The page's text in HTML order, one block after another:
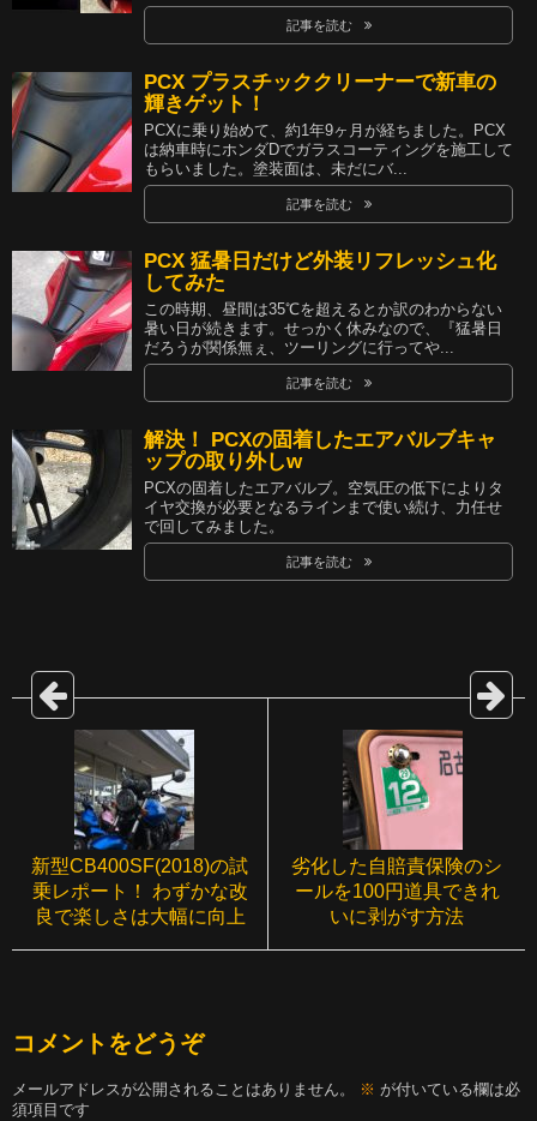
記事を読む
PCX プラスチッククリーナーで新車の
輝きゲット！
PCXに乗り始めて、約1年9ヶ月が経ちました。PCX
は納車時にホンダDでガラスコーティングを施工して
もらいました。塗装面は、未だにバ...
記事を読む
PCX 猛暑日だけど外装リフレッシュ化
してみた
この時期、昼間は35℃を超えるとか訳のわからない
暑い日が続きます。せっかく休みなので、『猛暑日
だろうが関係無ぇ、ツーリングに行ってや...
記事を読む
解決！ PCXの固着したエアバルブキャ
ップの取り外しw
PCXの固着したエアバルブ。空気圧の低下によりタ
イヤ交換が必要となるラインまで使い続け、力任せ
で回してみました。
記事を読む
新型CB400SF(2018)の試
乗レポート！ わずかな改
良で楽しさは大幅に向上
劣化した自賠責保険のシ
ールを100円道具できれ
いに剥がす方法
コメントをどうぞ
メールアドレスが公開されることはありません。 ※ が付いている欄は必
須項目です